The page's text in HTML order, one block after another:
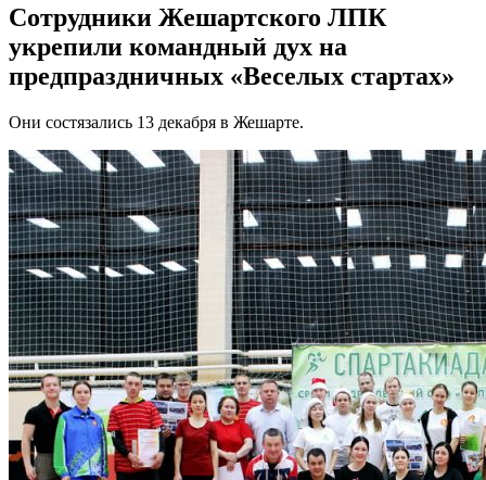
Сотрудники Жешартского ЛПК
укрепили командный дух на
предпраздничных «Веселых стартах»
Они состязались 13 декабря в Жешарте.